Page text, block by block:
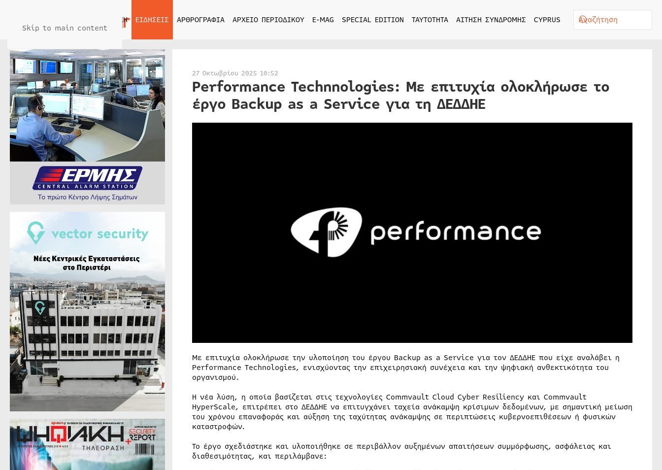
Skip to main content
ΑΡΧΙΚΗ ΕΙΔΗΣΕΙΣ ΑΡΘΡΟΓΡΑΦΙΑ ΑΡΧΕΙΟ ΠΕΡΙΟΔΙΚΟΥ E-MAG SPECIAL EDITION ΤΑΥΤΟΤΗΤΑ ΑΙΤΗΣΗ ΣΥΝΔΡΟΜΗΣ CYPRUS
27 Οκτωβρίου 2025 10:52
Performance Technnologies: Με επιτυχία ολοκλήρωσε το
έργο Backup as a Service για τη ΔΕΔΔΗΕ
Με επιτυχία ολοκλήρωσε την υλοποίηση του έργου Backup as a Service για τον ΔΕΔΔΗΕ που είχε αναλάβει η
Performance Technologies, ενισχύοντας την επιχειρησιακή συνέχεια και την ψηφιακή ανθεκτικότητα του
οργανισμού.
Η νέα λύση, η οποία βασίζεται στις τεχνολογίες Commvault Cloud Cyber Resiliency και Commvault
HyperScale, επιτρέπει στο ΔΕΔΔΗΕ να επιτυγχάνει ταχεία ανάκαμψη κρίσιμων δεδομένων, με σημαντική μείωση
του χρόνου επαναφοράς και αύξηση της ταχύτητας ανάκαμψης σε περιπτώσεις κυβερνοεπιθέσεων ή φυσικών
καταστροφών.
Το έργο σχεδιάστηκε και υλοποιήθηκε σε περιβάλλον αυξημένων απαιτήσεων συμμόρφωσης, ασφάλειας και
διαθεσιμότητας, και περιλάμβανε: